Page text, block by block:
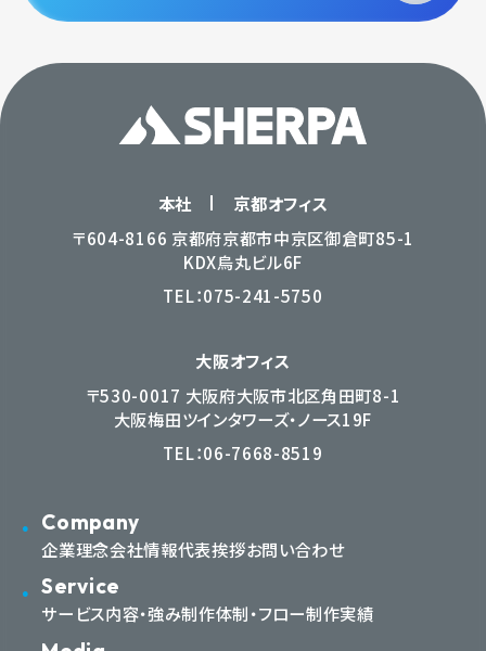
本社
京都オフィス
〒604-8166 京都府京都市中京区御倉町85-1
KDX烏丸ビル6F
TEL：075-241-5750
大阪オフィス
〒530-0017 大阪府大阪市北区角田町8-1
大阪梅田ツインタワーズ・ノース19F
TEL：06-7668-8519
Company
企業理念会社情報代表挨拶お問い合わせ
Service
サービス内容・強み制作体制・フロー制作実績